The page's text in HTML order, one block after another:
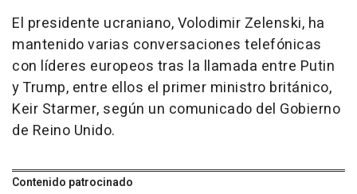
El presidente ucraniano, Volodimir Zelenski, ha
mantenido varias conversaciones telefónicas
con líderes europeos tras la llamada entre Putin
y Trump, entre ellos el primer ministro británico,
Keir Starmer, según un comunicado del Gobierno
de Reino Unido.
Contenido patrocinado